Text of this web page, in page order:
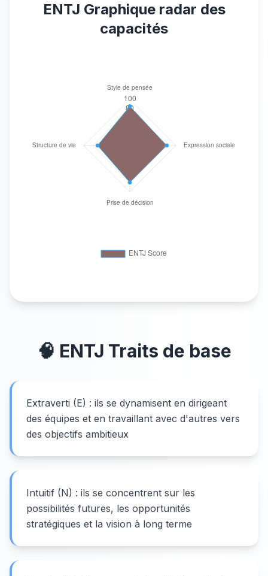
ENTJ Graphique radar des
capacités
🧠 ENTJ Traits de base
Extraverti (E) : ils se dynamisent en dirigeant
des équipes et en travaillant avec d'autres vers
des objectifs ambitieux
Intuitif (N) : ils se concentrent sur les
possibilités futures, les opportunités
stratégiques et la vision à long terme